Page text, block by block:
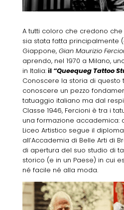
A tutti coloro che credono
sia stata fatta principalmente
Giappone, Gian Maurizio
aprendo, nel 1970 a Milano,
in Italia:il “Queequeg Tattoo
Conoscere la storia di questo
conoscere un pezzo
tatuaggio italiano ma dal
Classe 1946, Fercioni è tra i
una formazione accademica:
Liceo Artistico segue il
all’Accademia di Belle Arti di
di apertura del suo studio di
storico (e in un Paese) in cui
né facile né alla moda.